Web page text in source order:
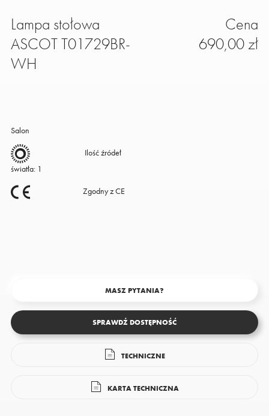
Lampa stołowa
ASCOT T01729BR-
WH
Salon
Ilość źródeł
światła: 1
Zgodny z CE
Cena
690,00 zł
MASZ PYTANIA?
SPRAWDŹ DOSTĘPNOŚĆ
TECHNICZNE
KARTA TECHNICZNA